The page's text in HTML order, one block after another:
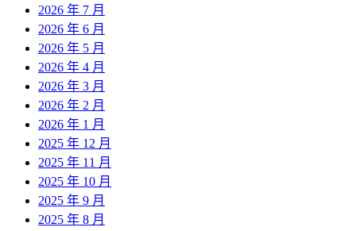
2026 年 7 月
2026 年 6 月
2026 年 5 月
2026 年 4 月
2026 年 3 月
2026 年 2 月
2026 年 1 月
2025 年 12 月
2025 年 11 月
2025 年 10 月
2025 年 9 月
2025 年 8 月